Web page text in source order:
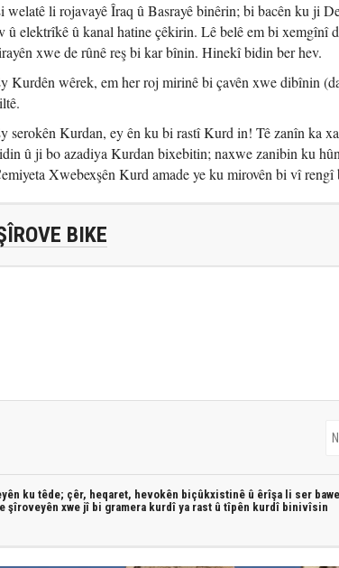
welatê li rojavayê Îraq û Basrayê binêrin; bi bacên ku ji
û elektrîkê û kanal hatine çêkirin. Lê belê em bi
xwe de rûnê reş bi kar bînin. Hinekî bidin ber hev.
Kurdên wêrek, em her roj mirinê bi çavên xwe dibînin
serokên Kurdan, ey ên ku bi rastî Kurd in! Tê zanîn ka
û ji bo azadiya Kurdan bixebitin; naxwe zanibin ku
Xwebexşên Kurd amade ye ku mirovên bi vî
BIKE
ku têde; çêr, heqaret, hevokên biçûkxistinê û êrîşa li ser
şîroveyên xwe jî bi gramera kurdî ya rast û tîpên kurdî binivîsin